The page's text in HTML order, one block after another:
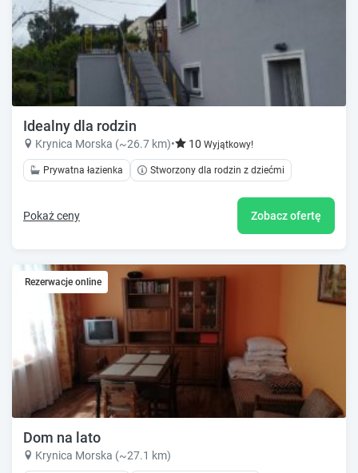
Idealny dla rodzin
Krynica Morska (~26.7 km)• 10 Wyjątkowy!
Prywatna łazienka Stworzony dla rodzin z dziećmi
Pokaż ceny Zobacz ofertę
Rezerwacje online
Dom na lato
Krynica Morska (~27.1 km)